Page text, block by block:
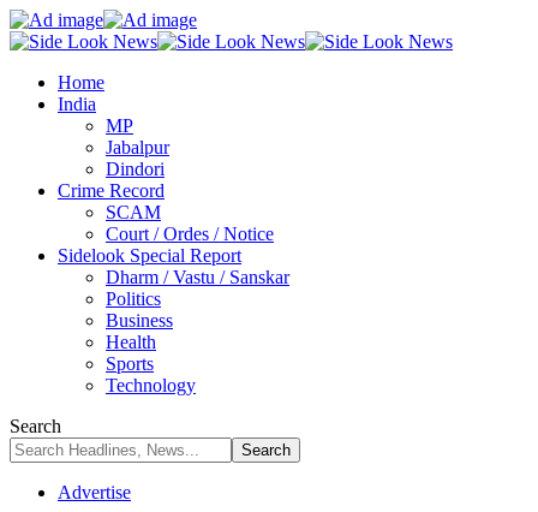
Home
India
MP
Jabalpur
Dindori
Crime Record
SCAM
Court / Ordes / Notice
Sidelook Special Report
Dharm / Vastu / Sanskar
Politics
Business
Health
Sports
Technology
Search
Advertise